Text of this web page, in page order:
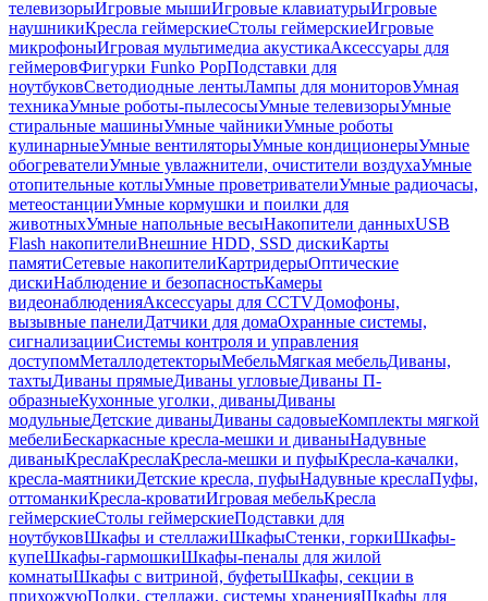
телевизорыИгровые мышиИгровые клавиатурыИгровые
наушникиКресла геймерскиеСтолы геймерскиеИгровые
микрофоныИгровая мультимедиа акустикаАксессуары для
геймеровФигурки Funko PopПодставки для
ноутбуковСветодиодные лентыЛампы для мониторовУмная
техникаУмные роботы-пылесосыУмные телевизорыУмные
стиральные машиныУмные чайникиУмные роботы
кулинарныеУмные вентиляторыУмные кондиционерыУмные
обогревателиУмные увлажнители, очистители воздухаУмные
отопительные котлыУмные проветривателиУмные радиочасы,
метеостанцииУмные кормушки и поилки для
животныхУмные напольные весыНакопители данныхUSB
Flash накопителиВнешние HDD, SSD дискиКарты
памятиСетевые накопителиКартридерыОптические
дискиНаблюдение и безопасностьКамеры
видеонаблюденияАксессуары для CCTVДомофоны,
вызывные панелиДатчики для домаОхранные системы,
сигнализацииСистемы контроля и управления
доступомМеталлодетекторыМебельМягкая мебельДиваны,
тахтыДиваны прямыеДиваны угловыеДиваны П-
образныеКухонные уголки, диваныДиваны
модульныеДетские диваныДиваны садовыеКомплекты мягкой
мебелиБескаркасные кресла-мешки и диваныНадувные
диваныКреслаКреслаКресла-мешки и пуфыКресла-качалки,
кресла-маятникиДетские кресла, пуфыНадувные креслаПуфы,
оттоманкиКресла-кроватиИгровая мебельКресла
геймерскиеСтолы геймерскиеПодставки для
ноутбуковШкафы и стеллажиШкафыСтенки, горкиШкафы-
купеШкафы-гармошкиШкафы-пеналы для жилой
комнатыШкафы с витриной, буфетыШкафы, секции в
прихожуюПолки, стеллажи, системы храненияШкафы для